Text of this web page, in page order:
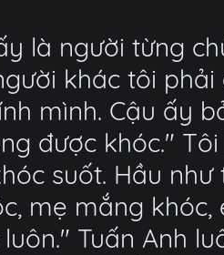
là người từng
khác tôi phải
mình. Cậu ấy
được khóc."
suốt. Hầu như
mẹ mắng khóc,
Tuấn Anh